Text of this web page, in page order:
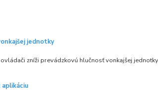
jednotky
zníži prevádzkovú hlučnosť vonkajšej
aplikáciu